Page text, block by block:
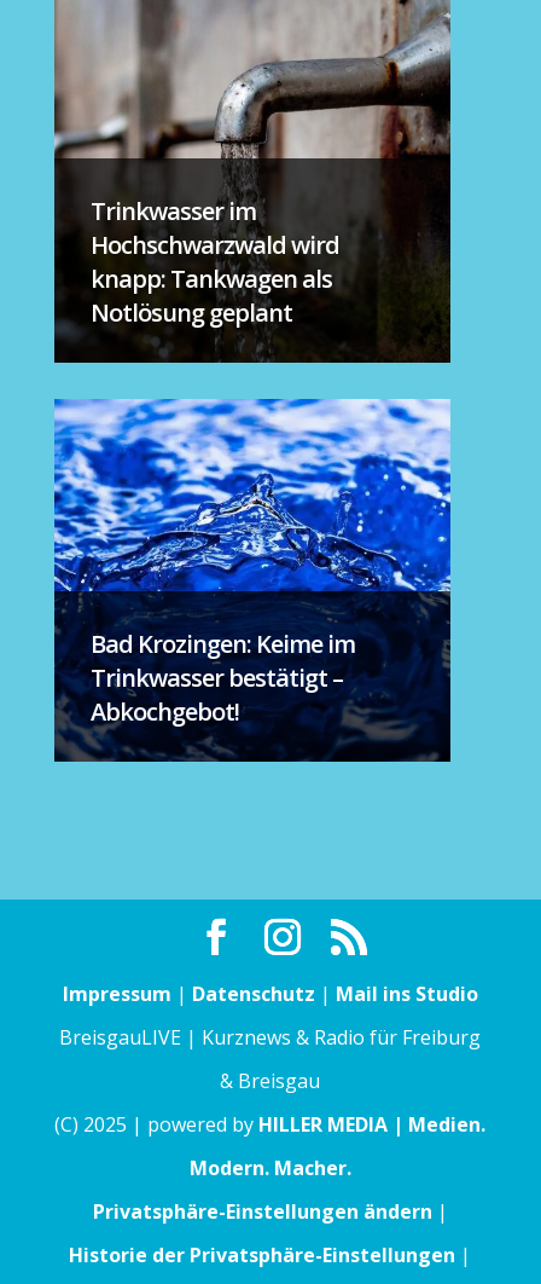
Trinkwasser im
Hochschwarzwald wird
knapp: Tankwagen als
Notlösung geplant
Bad Krozingen: Keime im
Trinkwasser bestätigt –
Abkochgebot!
Impressum | Datenschutz | Mail ins Studio
BreisgauLIVE | Kurznews & Radio für Freiburg
& Breisgau
(C) 2025 | powered by HILLER MEDIA | Medien.
Modern. Macher.
Privatsphäre-Einstellungen ändern |
Historie der Privatsphäre-Einstellungen |